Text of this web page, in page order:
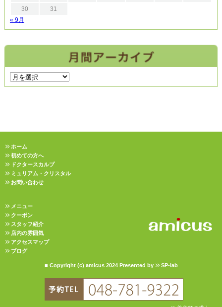
30
31
« 9月
ホーム
初めての方へ
ドクタースカルプ
ミュリアム・クリスタル
お問い合わせ
メニュー
クーポン
スタッフ紹介
店内の雰囲気
アクセスマップ
ブログ
■ Copyright (c) amicus 2024 Presented by SP-lab